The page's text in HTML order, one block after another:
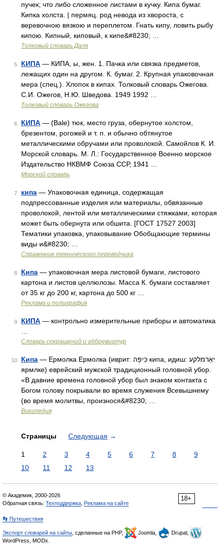
пучек; что либо сложенное листами в кучку. Кипа бумаг.
Кипка холста. | пермяц. род невода из хвороста, с
веревочною вязкою и переплетом. Гнать кипу, ловить рыбу
кипою. Кипный, киповый, к кипе&#8230; …
Толковый словарь Даля
5 КИПА — КИПА, ы, жен. 1. Пачка или связка предметов,
лежащих один на другом. К. бумаг. 2. Крупная упаковочная
мера (спец.). Хлопок в кипах. Толковый словарь Ожегова.
С.И. Ожегов, Н.Ю. Шведова. 1949 1992 …
Толковый словарь Ожегова
6 КИПА — (Bale) тюк, место груза, обернутое холстом,
брезентом, рогожей и т. п. и обычно обтянутое
металлическими обручами или проволокой. Самойлов К. И.
Морской словарь. М. Л.: Государственное Военно морское
Издательство НКВМФ Союза ССР, 1941 …
Морской словарь
7 кипа — Упаковочная единица, содержащая
подпрессованные изделия или материалы, обвязанные
проволокой, лентой или металлическими стяжками, которая
может быть обернута или обшита. [ГОСТ 17527 2003]
Тематики упаковка, упаковывание Обобщающие термины
виды и&#8230; …
Справочник технического переводчика
8 Кипа — упаковочная мера листовой бумаги, листового
картона и листов целлюлозы. Масса К. бумаги составляет
от 35 кг до 200 кг, картона до 500 кг …
Реклама и полиграфия
9 КИПА — контрольно измерительные приборы и автоматика
Словарь сокращений и аббревиатур
10 Кипа — Ермолка Ермолка (иврит: כִּיפָּה кипа, идиш: יאַרמלקע
ярмлке) еврейский мужской традиционный головной убор.
«В давние времена головной убор был знаком контакта с
Богом голову покрывали во время служения Всевышнему
(во время молитвы, произнося&#8230; …
Википедия
Страницы Следующая →
1 2 3 4 5 6 7 8
9
10
11 12 13
18+
© Академик, 2000-2026
Обратная связь: Техподдержка Реклама на сайте
👣 Путешествия
Экспорт словарей на сайты , сделанные на PHP, Joomla,
Drupal,
WordPress, MODx.